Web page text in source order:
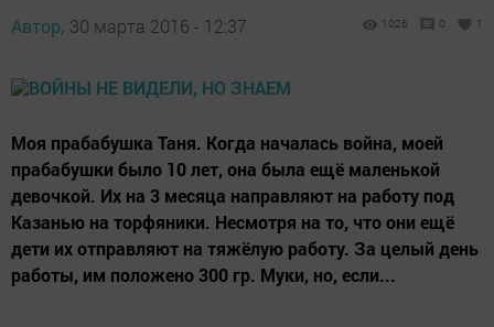
Автор, 30 марта 2016 - 12:37 1026 0 1
Моя прабабушка Таня. Когда началась война, моей
прабабушки было 10 лет, она была ещё маленькой
девочкой. Их на 3 месяца направляют на работу под
Казанью на торфяники. Несмотря на то, что они ещё
дети их отправляют на тяжёлую работу. За целый день
работы, им положено 300 гр. Муки, но, если...